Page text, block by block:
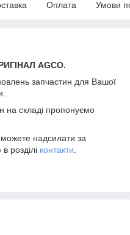
Оплата Умови
AGCO.
запчастин для Вашої
на складі пропонуємо
надсилати за
розділі контакти